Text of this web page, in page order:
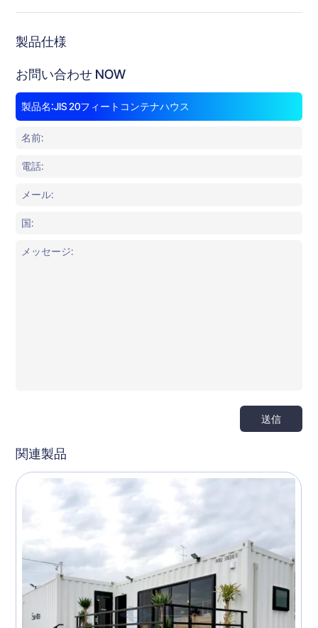
製品仕様
お問い合わせ NOW
送信
関連製品